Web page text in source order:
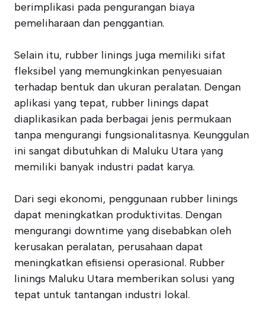
berimplikasi pada pengurangan biaya
pemeliharaan dan penggantian.
Selain itu, rubber linings juga memiliki sifat
fleksibel yang memungkinkan penyesuaian
terhadap bentuk dan ukuran peralatan. Dengan
aplikasi yang tepat, rubber linings dapat
diaplikasikan pada berbagai jenis permukaan
tanpa mengurangi fungsionalitasnya. Keunggulan
ini sangat dibutuhkan di Maluku Utara yang
memiliki banyak industri padat karya.
Dari segi ekonomi, penggunaan rubber linings
dapat meningkatkan produktivitas. Dengan
mengurangi downtime yang disebabkan oleh
kerusakan peralatan, perusahaan dapat
meningkatkan efisiensi operasional. Rubber
linings Maluku Utara memberikan solusi yang
tepat untuk tantangan industri lokal.